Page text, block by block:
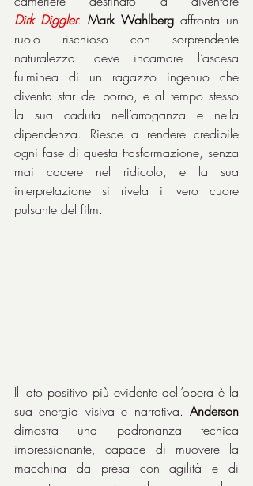
Dirk Diggler. Mark Wahlberg affronta un
ruolo rischioso con sorprendente
naturalezza: deve incarnare l’ascesa
fulminea di un ragazzo ingenuo che
diventa star del porno, e al tempo stesso
la sua caduta nell’arroganza e nella
dipendenza. Riesce a rendere credibile
ogni fase di questa trasformazione, senza
mai cadere nel ridicolo, e la sua
interpretazione si rivela il vero cuore
pulsante del film.
Il lato positivo più evidente dell’opera è la
sua energia visiva e narrativa. Anderson
dimostra una padronanza tecnica
impressionante, capace di muovere la
macchina da presa con agilità e di